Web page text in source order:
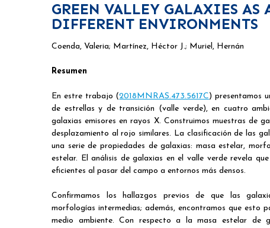
GREEN VALLEY GALAXIES
DIFFERENT ENVIRONMENTS
Coenda, Valeria; Martínez, Héctor J.; Muriel, Hernán
Resumen
En estre trabajo (2018MNRAS.473.5617C) presentamos
de estrellas y de transición (valle verde), en cuatro
galaxias emisores en rayos X. Construimos muestras de
desplazamiento al rojo similares. La clasificación de las
una serie de propiedades de galaxias: masa estelar,
estelar. El análisis de galaxias en el valle verde revela
eficientes al pasar del campo a entornos más densos.
Confirmamos los hallazgos previos de que las
morfologías intermedias; además, encontramos que esto
medio ambiente. Con respecto a la masa estelar de